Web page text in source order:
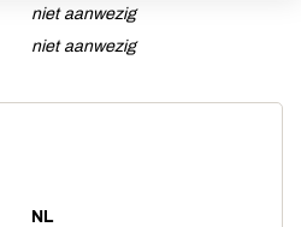
niet aanwezig
niet aanwezig
NL